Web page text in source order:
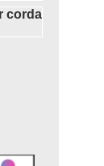
corda